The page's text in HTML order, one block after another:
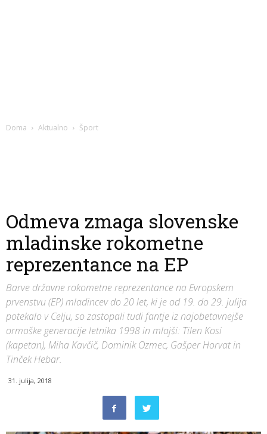
Doma Aktualno Šport
Odmeva zmaga slovenske
mladinske rokometne
reprezentance na EP
Barve državne rokometne reprezentance na Evropskem
prvenstvu (EP) mladincev do 20 let, ki je od 19. do 29. julija
potekalo v Celju, so zastopali tudi fantje iz najobetavnejše
ormoške generacije letnika 1998 in mlajši: Tilen Kosi
(kapetan), Miha Kavčič, Dominik Ozmec, Gašper Horvat in
Tinček Hebar.
31. julija, 2018